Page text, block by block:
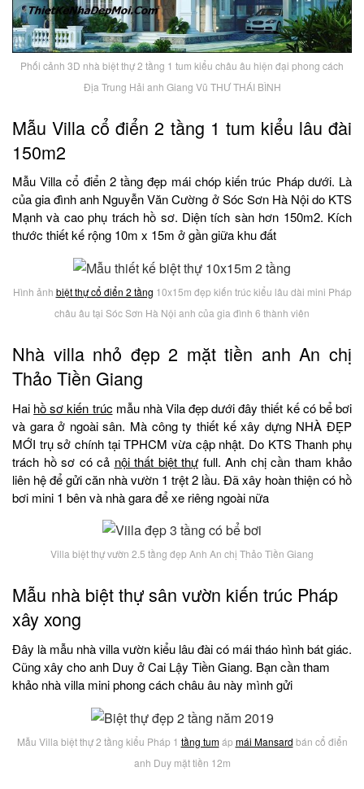
Phối cảnh 3D nhà biệt thự 2 tầng 1 tum kiểu châu âu hiện đại phong cách
Địa Trung Hải anh Giang Vũ THƯ THÁI BÌNH
Mẫu Villa cổ điển 2 tầng 1 tum kiểu lâu đài
150m2
Mẫu Villa cổ điển 2 tầng đẹp mái chóp kiến trúc Pháp dưới. Là
của gia đình anh Nguyễn Văn Cường ở Sóc Sơn Hà Nội do KTS
Mạnh và cao phụ trách hồ sơ. Diện tích sàn hơn 150m2. Kích
thước thiết kế rộng 10m x 15m ở gần giữa khu đất
Hình ảnh biệt thự cổ điển 2 tầng 10x15m đẹp kiến trúc kiểu lâu dài mini Pháp
châu âu tại Sóc Sơn Hà Nội anh của gia đình 6 thành viên
Nhà villa nhỏ đẹp 2 mặt tiền anh An chị
Thảo Tiền Giang
Hai hồ sơ kiến trúc mẫu nhà Vila đẹp dưới đây thiết kế có bể bơi
và gara ở ngoài sân. Mà công ty thiết kế xây dựng NHÀ ĐẸP
MỚI trụ sở chính tại TPHCM vừa cập nhật. Do KTS Thanh phụ
trách hồ sơ có cả nội thất biệt thự full. Anh chị cần tham khảo
liên hệ để gửi căn nhà vườn 1 trệt 2 lầu. Đã xây hoàn thiện có hồ
bơi mini 1 bên và nhà gara để xe riêng ngoài nữa
Villa biệt thự vườn 2.5 tầng đẹp Anh An chị Thảo Tiền Giang
Mẫu nhà biệt thự sân vườn kiến trúc Pháp
xây xong
Đây là mẫu nhà villa vườn kiểu lâu đài có mái tháo hình bát giác.
Cũng xây cho anh Duy ở Cai Lậy Tiền Giang. Bạn cần tham
khảo nhà villa mini phong cách châu âu này mình gửi
Mẫu Villa biệt thự 2 tầng kiểu Pháp 1 tầng tumáp mái Mansard bán cổ điển
anh Duy mặt tiền 12m